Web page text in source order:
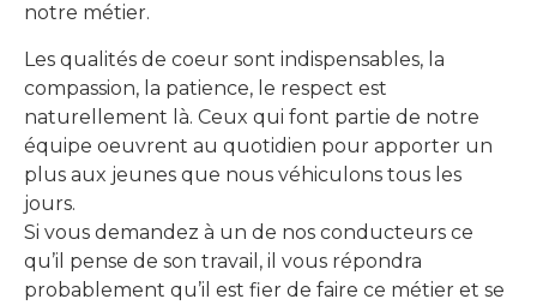
notre métier.
Les qualités de coeur sont indispensables, la
compassion, la patience, le respect est
naturellement là. Ceux qui font partie de notre
équipe oeuvrent au quotidien pour apporter un
plus aux jeunes que nous véhiculons tous les
jours.
Si vous demandez à un de nos conducteurs ce
qu’il pense de son travail, il vous répondra
probablement qu’il est fier de faire ce métier et se